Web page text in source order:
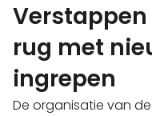
rug met
ingrepen
De organisatie van